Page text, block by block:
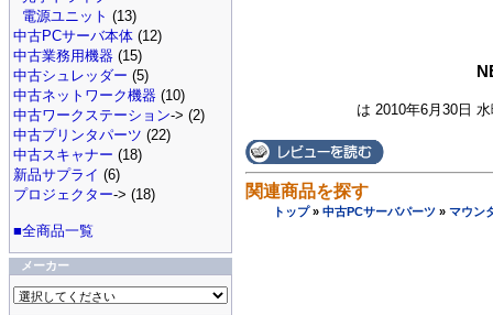
は 2010年6月30日
関連商品を探す
トップ» 中古PCサーバパーツ » マウン
電源ユニット (13)
中古PCサーバ本体 (12)
中古業務用機器 (15)
中古シュレッダー (5)
中古ネットワーク機器 (10)
中古ワークステーション-> (2)
中古プリンタパーツ (22)
中古スキャナー (18)
新品サプライ (6)
プロジェクター-> (18)
■全商品一覧
メーカー